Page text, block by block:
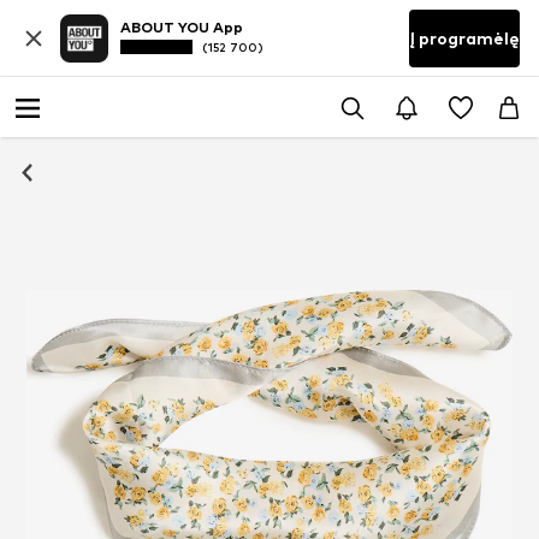
ABOUT YOU App
(152 700) Į programėlę